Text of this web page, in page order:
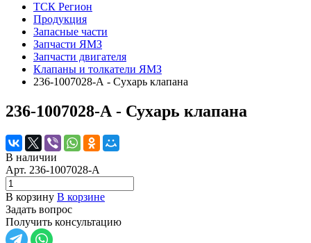
ТСК Регион
Продукция
Запасные части
Запчасти ЯМЗ
Запчасти двигателя
Клапаны и толкатели ЯМЗ
236-1007028-А - Сухарь клапана
236-1007028-А - Сухарь клапана
В наличии
Арт. 236-1007028-А
В корзину В корзине
Задать вопрос
Получить консультацию